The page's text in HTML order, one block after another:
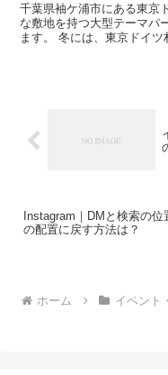
千葉県袖ケ浦市にある東京
な敷地を持つ大型テーマパ
ます。 冬には、東京ドイツ
Instagram｜DMと検索の
の配置に戻す方法は？
ホーム イベント